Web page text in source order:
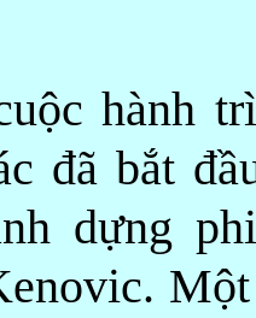
hành
đã bắt
dựng